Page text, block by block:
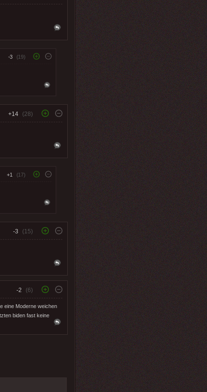
-3 (19)
+14 (28)
+1 (17)
-3 (15)
-2 (6)
eine Moderne weichen
biden fast keine